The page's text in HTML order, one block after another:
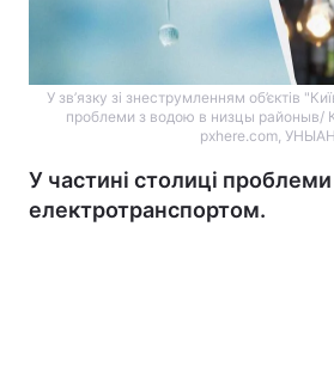
У зв’язку зі знеструмленням об’єктів
проблеми з водою в низцы
pxhere.com, УНЫАН
У частині столиці
електротранспортом.